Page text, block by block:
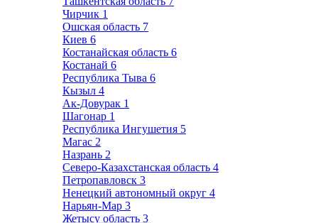
Чирчик 1
Ошская область 7
Киев 6
Костанайская область 6
Костанай 6
Республика Тыва 6
Кызыл 4
Ак-Довурак 1
Шагонар 1
Республика Ингушетия 5
Магас 2
Назрань 2
Северо-Казахстанская область 4
Петропавловск 3
Ненецкий автономный округ 4
Нарьян-Мар 3
Жетысу область 3